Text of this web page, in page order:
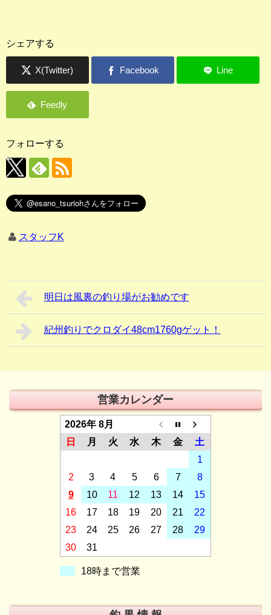
シェアする
フォローする
スタッフK
明日は風裏の釣り場がお勧めです
紀州釣りでクロダイ48cm1760gゲット！
営業カレンダー
2026年 8月
日
月 火 水 木 金
土
1
2
3 4 5 6 7
8
9
10 11 12 13 14
15
16
17 18 19 20 21
22
23
24 25 26 27 28
29
30
31
18時まで営業
スタッフブログ
店長釣行記
スタッフ釣行記
釣果投稿フォーム
お問い合わせ